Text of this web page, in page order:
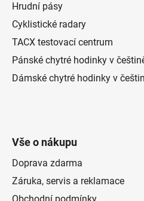
Hrudní pásy
Cyklistické radary
TACX testovací centrum
Pánské chytré hodinky v
Dámské chytré hodinky v
Vše o nákupu
Doprava zdarma
Záruka, servis a reklamace